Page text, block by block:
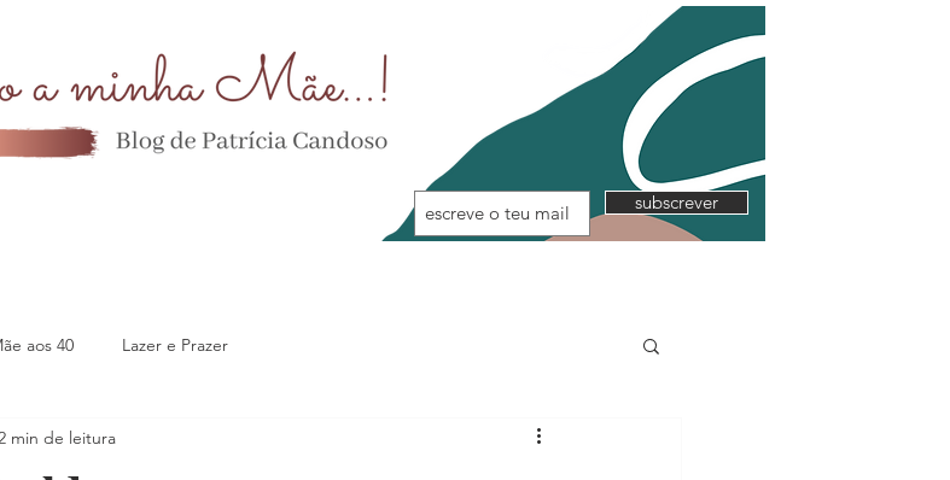
subscrever
aos 40 Lazer e Prazer
2 min de leitura